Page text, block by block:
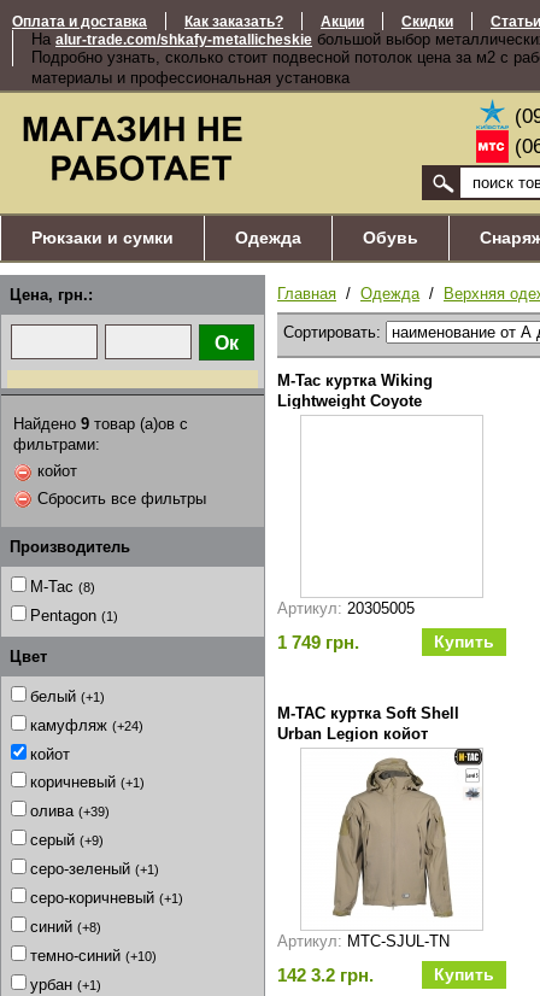
Оплата и доставка Как заказать? Акции Скидки Статьи
На alur-trade.com/shkafy-metallicheskie большой выбор
Подробно узнать, сколько стоит подвесной потолок цена за м2 с
материалы и профессиональная установка
Рюкзаки и сумки Одежда Обувь
Цена, грн.:
Найдено 9 товар (а)ов с
фильтрами:
койот
Сбросить все фильтры
Производитель
M-Tac (8)
Pentagon (1)
Цвет
белый (+1)
камуфляж (+24)
койот
коричневый (+1)
олива (+39)
серый (+9)
серо-зеленый (+1)
серо-коричневый (+1)
синий (+8)
темно-синий (+10)
урбан (+1)
Главная / Одежда/ Верхняя
Сортировать:
M-Tac куртка Wiking
Lightweight Coyote
Артикул: 20305005
1 749 грн.
M-TAC куртка Soft Shell
Urban Legion койот
Артикул: MTC-SJUL-TN
142 3.2 грн.